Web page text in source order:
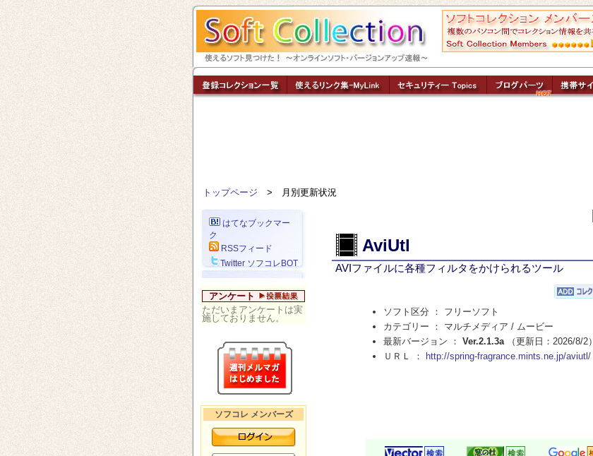
トップページ > 月別更新状況
はてなブックマー
ク
RSSフィード
Twitter ソフコレBOT
アンケート
ただいまアンケートは実
施しておりません。
ソフコレ メンバーズ
AviUtl
AVIファイルに各種フィルタをかけられるツール
ソフト区分 ： フリーソフト
カテゴリー ： マルチメディア / ムービー
最新バージョン ： Ver.2.1.3a（更新日：2026/8/2）
ＵＲＬ ：
http://spring-fragrance.mints.ne.jp/aviutl/